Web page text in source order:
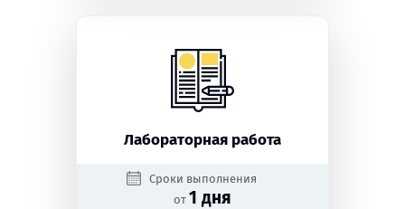
Лабораторная работа
Сроки выполнения
от 1 дня